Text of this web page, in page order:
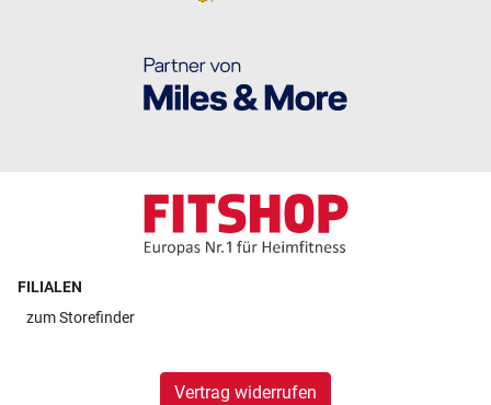
FILIALEN
zumStorefinder
Vertrag widerrufen